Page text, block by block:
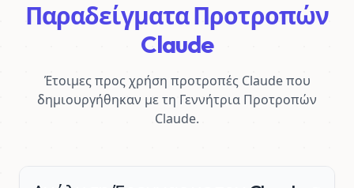
Παραδείγματα Προτροπών
Claude
Έτοιμες προς χρήση προτροπές Claude που
δημιουργήθηκαν με τη Γεννήτρια Προτροπών
Claude.